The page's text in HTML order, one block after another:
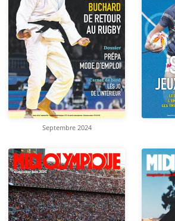
Septembre 2024